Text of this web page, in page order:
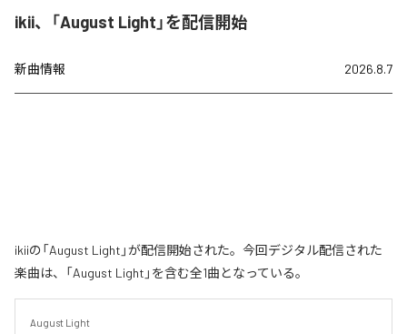
ikii、「August Light」を配信開始
新曲情報 2026.8.7
ikiiの「August Light」が配信開始された。今回デジタル配信された
楽曲は、「August Light」を含む全1曲となっている。
August Light